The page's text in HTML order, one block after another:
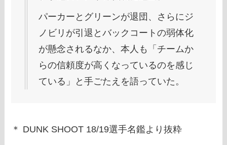
パーカーとグリーンが退団、さらにジ
ノビリが引退とバックコートの弱体化
が懸念されるなか、本人も「チームか
らの信頼度が高くなっているのを感じ
ている」と手ごたえを語っていた。
＊ DUNK SHOOT 18/19選手名鑑より抜粋